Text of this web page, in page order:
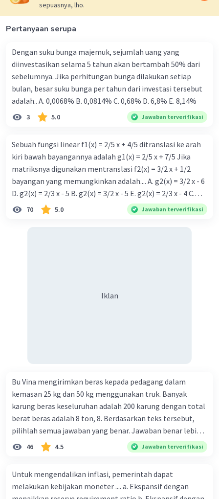
sepuasnya, lho.
Pertanyaan serupa
Dengan suku bunga majemuk, sejumlah uang yang
diinvestasikan selama 5 tahun akan bertambah 50% dari
sebelumnya. Jika perhitungan bunga dilakukan setiap
bulan, besar suku bunga per tahun dari investasi tersebut
adalah.. A. 0,0068% B. 0,0814% C. 0,68% D. 6,8% Ε. 8,14%
3 5.0 Jawaban terverifikasi
Sebuah fungsi linear f1(x) = 2/5 x + 4/5 ditranslasi ke arah
kiri bawah bayangannya adalah g1(x) = 2/5 x + 7/5 Jika
matriksnya digunakan mentranslasi f2(x) = 3/2 x + 1/2
bayangan yang memungkinkan adalah.... A. g2(x) = 3/2 x - 6
D. g2(x) = 2/3 x - 5 B. g2(x) = 3/2 x - 5 E. g2(x) = 2/3 x - 4 C.
g{2}(x) = 3/2 x + 5
70 5.0 Jawaban terverifikasi
Iklan
Bu Vina mengirimkan beras kepada pedagang dalam
kemasan 25 kg dan 50 kg menggunakan truk. Banyak
karung beras keseluruhan adalah 200 karung dengan total
berat beras adalah 8 ton, 8. Berdasarkan teks tersebut,
pilihlah semua jawaban yang benar. Jawaban benar lebih
dari satu. Banyak karung beras kemasan 25 kg adalah 50
buah. Banyak karung beras kemasan 50 kg adalah 150
ton. Perbandingan berat beras kemasan 25 kg dan 50 kg
dalam truk adalah 1: 3. 9. Berdasarkan teks tersebut, jika
46 4.5 Jawaban terverifikasi
Untuk mengendalikan inflasi, pemerintah dapat
melakukan kebijakan moneter .... a. Ekspansif dengan